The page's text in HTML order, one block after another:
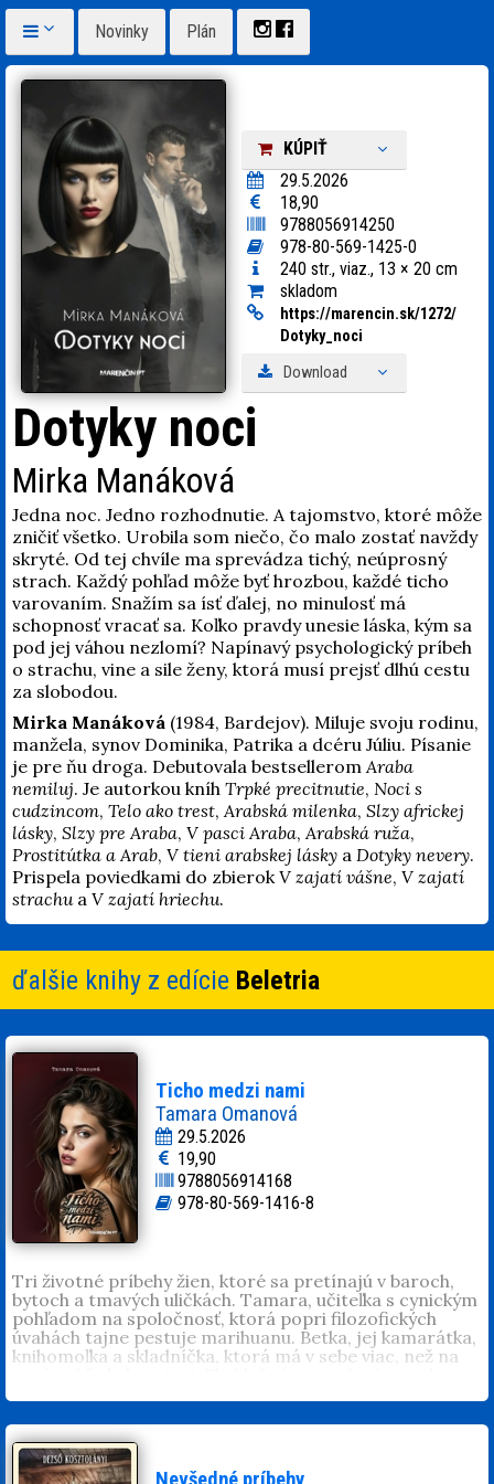
Novinky Plán
KÚPIŤ
29.5.2026
18,90
9788056914250
978-80-569-1425-0
240 str., viaz., 13 × 20 cm
skladom
https://marencin.sk/1272/
Dotyky_ noci
Download
Dotyky noci
Mirka Manáková
Jedna noc. Jedno rozhodnutie. A tajomstvo, ktoré môže
zničiť všetko. Urobila som niečo, čo malo zostať navždy
skryté. Od tej chvíle ma sprevádza tichý, neúprosný
strach. Každý pohľad môže byť hrozbou, každé ticho
varovaním. Snažím sa ísť ďalej, no minulosť má
schopnosť vracať sa. Koľko pravdy unesie láska, kým sa
pod jej váhou nezlomí? Napínavý psychologický príbeh
o strachu, vine a sile ženy, ktorá musí prejsť dlhú cestu
za slobodou.
Mirka Manáková (1984, Bardejov). Miluje svoju rodinu,
manžela, synov Dominika, Patrika a dcéru Júliu. Písanie
je pre ňu droga. Debutovala bestsellerom Araba
nemiluj. Je autorkou kníh Trpké precitnutie, Noci s
cudzincom, Telo ako trest, Arabská milenka, Slzy africkej
lásky, Slzy pre Araba, V pasci Araba, Arabská ruža,
Prostitútka a Arab, V tieni arabskej láskya Dotyky nevery.
Prispela poviedkami do zbierok V zajatí vášne, V zajatí
strachua V zajatí hriechu.
ďalšie knihy z edície Beletria
Ticho medzi nami
Tamara Omanová
29.5.2026
19,90
9788056914168
978-80-569-1416-8
Tri životné príbehy žien, ktoré sa pretínajú v baroch,
bytoch a tmavých uličkách. Tamara, učiteľka s cynickým
pohľadom na spoločnosť, ktorá popri filozofických
úvahách tajne pestuje marihuanu. Betka, jej kamarátka,
knihomoľka a skladníčka, ktorá má v sebe viac, než na
lacných drinkoch, kde sa striedajú výbuchy smiechu s
dusivým tichom. Kým Tamara hľadá únik v
romantickom vzťahu a Betka balansuje medzi